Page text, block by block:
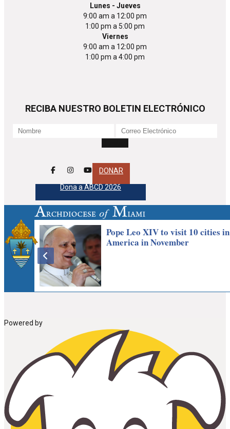
Lunes - Jueves
9:00 am a 12:00 pm
1:00 pm a 5:00 pm
Viernes
9:00 am a 12:00 pm
1:00 pm a 4:00 pm
RECIBA NUESTRO BOLETIN ELECTRÓNICO
DONAR
Dona a ABCD 2026
Powered by